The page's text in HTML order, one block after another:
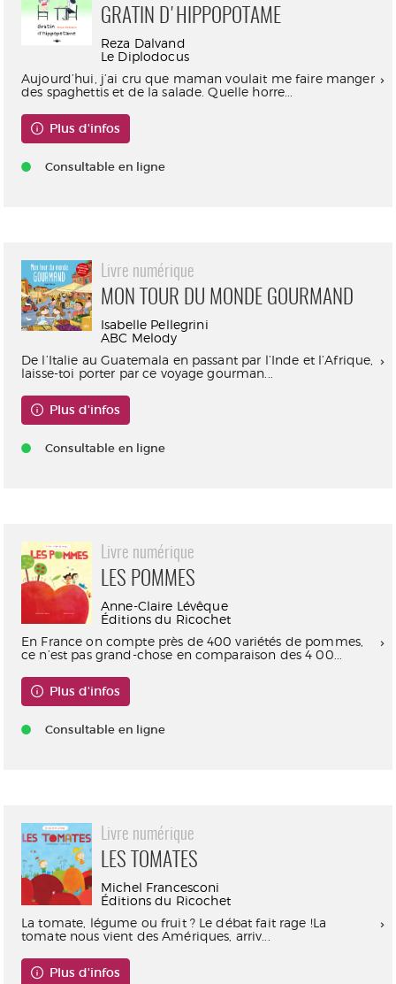
GRATIN D'HIPPOPOTAME
Reza Dalvand
Le Diplodocus
Aujourd’hui, j’ai cru que maman voulait me faire manger
des spaghettis et de la salade. Quelle horre...
Plus d'infos
Consultable en ligne
Livre numérique
MON TOUR DU MONDE GOURMAND
Isabelle Pellegrini
ABC Melody
De l’Italie au Guatemala en passant par l’Inde et l’Afrique,
laisse-toi porter par ce voyage gourman...
Plus d'infos
Consultable en ligne
Livre numérique
LES POMMES
Anne-Claire Lévêque
Éditions du Ricochet
En France on compte près de 400 variétés de pommes,
ce n’est pas grand-chose en comparaison des 4 00...
Plus d'infos
Consultable en ligne
Livre numérique
LES TOMATES
Michel Francesconi
Éditions du Ricochet
La tomate, légume ou fruit ? Le débat fait rage !La
tomate nous vient des Amériques, arriv...
Plus d'infos